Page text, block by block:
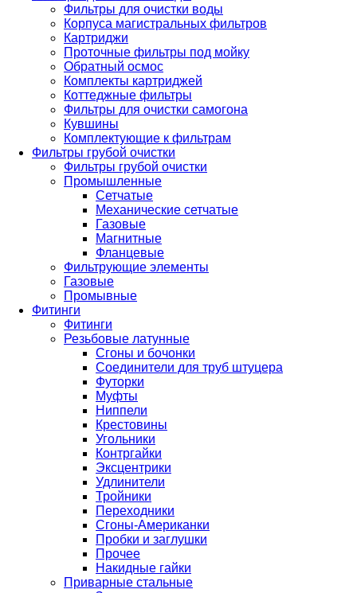
Фильтры для очистки воды
Корпуса магистральных фильтров
Картриджи
Проточные фильтры под мойку
Обратный осмос
Комплекты картриджей
Коттеджные фильтры
Фильтры для очистки самогона
Кувшины
Комплектующие к фильтрам
Фильтры грубой очистки
Фильтры грубой очистки
Промышленные
Сетчатые
Механические сетчатые
Газовые
Магнитные
Фланцевые
Фильтрующие элементы
Газовые
Промывные
Фитинги
Фитинги
Резьбовые латунные
Сгоны и бочонки
Соединители для труб штуцера
Футорки
Муфты
Ниппели
Крестовины
Угольники
Контргайки
Эксцентрики
Удлинители
Тройники
Переходники
Сгоны-Американки
Пробки и заглушки
Прочее
Накидные гайки
Приварные стальные